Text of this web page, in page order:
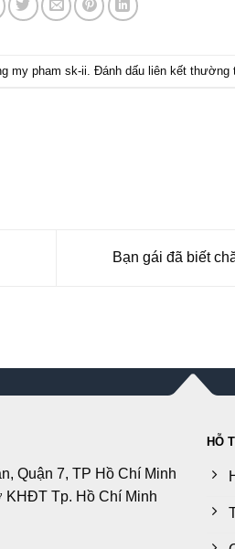
my pham sk-ii . Đánh dấu liên kết thường
Bạn gái đã biết
Quận 7, TP Hồ Chí Minh
KHĐT Tp. Hồ Chí Minh
HỖ